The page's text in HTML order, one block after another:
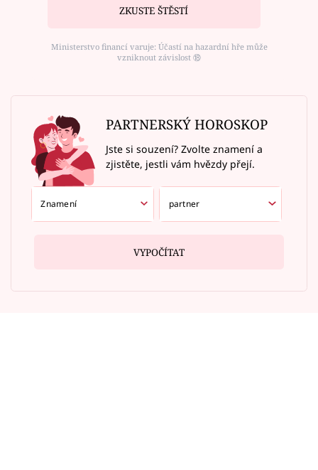
ZKUSTE ŠTĚSTÍ
Ministerstvo financí varuje: Účastí na hazardní hře může
vzniknout závislost ⑱
PARTNERSKÝ HOROSKOP
Jste si souzení? Zvolte znamení a
zjistěte, jestli vám hvězdy přejí.
VYPOČÍTAT